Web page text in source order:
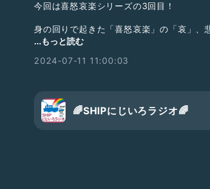
今回は喜怒哀楽シリーズの3回目！
身の回りで起きた「喜怒哀楽」の「哀」、
い出来事などを、セクシュアリティに関
「SHIPにじいろラジオ」では、リスナー
現在募集中のテーマの一覧と配信予定日
れぞれ配信日の前の週の水曜日が締め切り
...もっと読む
2024-07-11 11:00:03
🌈SHIPにじいろラジオ🌈